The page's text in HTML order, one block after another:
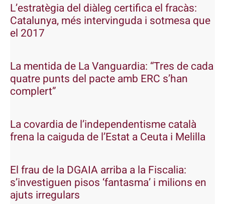
L’estratègia del diàleg certifica el fracàs:
Catalunya, més intervinguda i sotmesa que
el 2017
La mentida de La Vanguardia: “Tres de cada
quatre punts del pacte amb ERC s’han
complert”
La covardia de l’independentisme català
frena la caiguda de l’Estat a Ceuta i Melilla
El frau de la DGAIA arriba a la Fiscalia:
s’investiguen pisos ‘fantasma’ i milions en
ajuts irregulars